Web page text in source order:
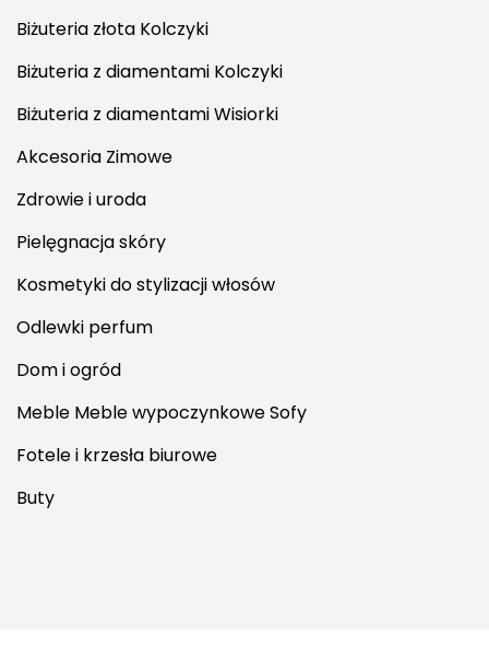
Biżuteria złota Kolczyki
Biżuteria z diamentami Kolczyki
Biżuteria z diamentami Wisiorki
Akcesoria Zimowe
Zdrowie i uroda
Pielęgnacja skóry
Kosmetyki do stylizacji włosów
Odlewki perfum
Dom i ogród
Meble Meble wypoczynkowe Sofy
Fotele i krzesła biurowe
Buty